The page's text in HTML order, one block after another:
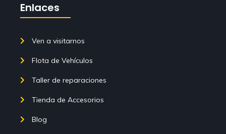
Enlaces
Ven a visitarnos
Flota de Vehículos
Taller de reparaciones
Tienda de Accesorios
Blog